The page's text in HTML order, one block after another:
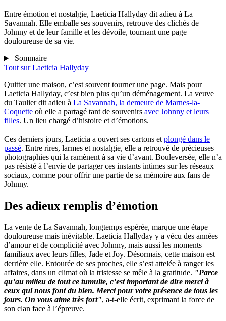
Entre émotion et nostalgie, Laeticia Hallyday dit adieu à La
Savannah. Elle emballe ses souvenirs, retrouve des clichés de
Johnny et de leur famille et les dévoile, tournant une page
douloureuse de sa vie.
Sommaire
Tout surLaeticia Hallyday
Quitter une maison, c’est souvent tourner une page. Mais pour
Laeticia Hallyday, c’est bien plus qu’un déménagement. La veuve
du Taulier dit adieu à La Savannah, la demeure de Marnes-la-
Coquette où elle a partagé tant de souvenirs avec Johnny et leurs
filles. Un lieu chargé d’histoire et d’émotions.
Ces derniers jours, Laeticia a ouvert ses cartons etplongé dans le
passé. Entre rires, larmes et nostalgie, elle a retrouvé de précieuses
photographies qui la ramènent à sa vie d’avant. Bouleversée, elle n’a
pas résisté à l’envie de partager ces instants intimes sur les réseaux
sociaux, comme pour offrir une partie de sa mémoire aux fans de
Johnny.
Des adieux remplis d’émotion
La vente de La Savannah, longtemps espérée, marque une étape
douloureuse mais inévitable. Laeticia Hallyday y a vécu des années
d’amour et de complicité avec Johnny, mais aussi les moments
familiaux avec leurs filles, Jade et Joy. Désormais, cette maison est
derrière elle. Entourée de ses proches, elle s’est attelée à ranger les
affaires, dans un climat où la tristesse se mêle à la gratitude. "Parce
qu’au milieu de tout ce tumulte, c’est important de dire merci à
ceux qui nous font du bien. Merci pour votre présence de tous les
jours. On vous aime très fort", a-t-elle écrit, exprimant la force de
son clan face à l’épreuve.